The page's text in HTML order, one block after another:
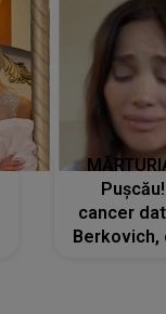
cancer
Berkovich,